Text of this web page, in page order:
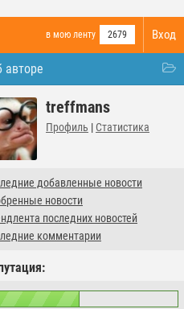
Вход
в мою ленту 2679
авторе
treffmans
Профиль | Статистика
добавленные новости
новости
последних новостей
комментарии